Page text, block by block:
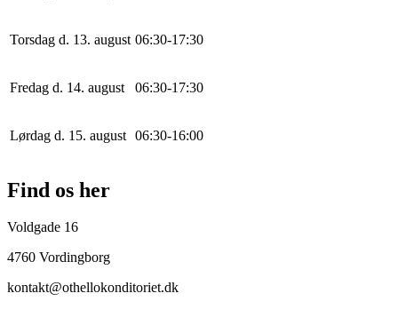
Torsdag d. 13. august 06:30-17:30
Fredag d. 14. august 06:30-17:30
Lørdag d. 15. august 06:30-16:00
Find os her
Voldgade 16
4760 Vordingborg
kontakt@othellokonditoriet.dk